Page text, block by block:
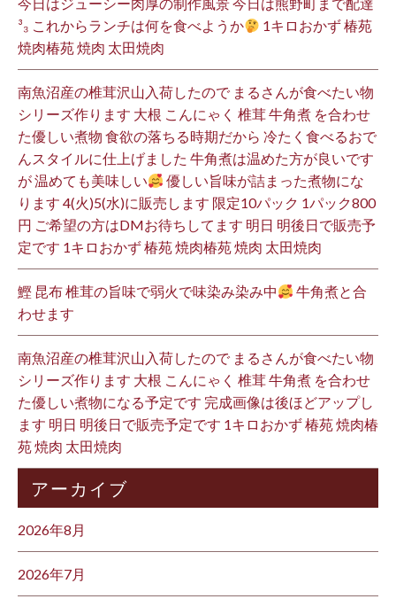
³₃ これからランチは何を食べようか
1キロおかず 椿苑
焼肉椿苑 焼肉 太田焼肉
南魚沼産の椎茸沢山入荷したので まるさんが食べたい物
シリーズ作ります 大根 こんにゃく 椎茸 牛角煮 を合わせ
た優しい煮物 食欲の落ちる時期だから 冷たく食べるおで
んスタイルに仕上げました 牛角煮は温めた方が良いです
が 温めても美味しい
優しい旨味が詰まった煮物にな
ります 4(火)5(水)に販売します 限定10パック 1パック800
円 ご希望の方はDMお待ちしてます 明日 明後日で販売予
定です 1キロおかず 椿苑 焼肉椿苑 焼肉 太田焼肉
鰹 昆布 椎茸の旨味で弱火で味染み染み中
牛角煮と合
わせます
南魚沼産の椎茸沢山入荷したので まるさんが食べたい物
シリーズ作ります 大根 こんにゃく 椎茸 牛角煮 を合わせ
た優しい煮物になる予定です 完成画像は後ほどアップし
ます 明日 明後日で販売予定です 1キロおかず 椿苑 焼肉椿
苑 焼肉 太田焼肉
アーカイブ
2026年8月
2026年7月